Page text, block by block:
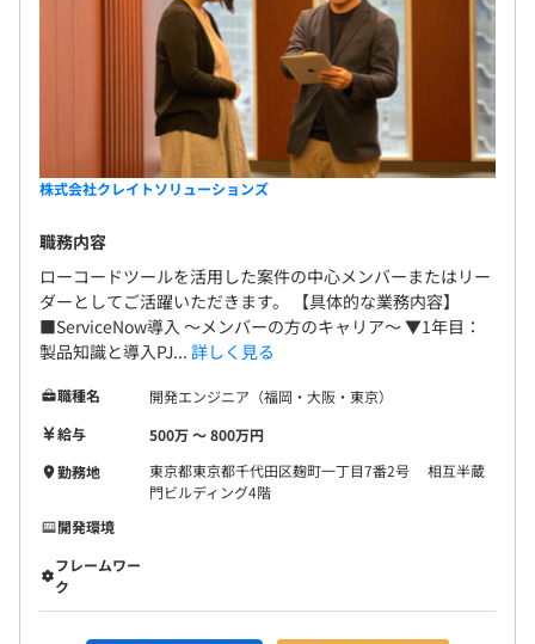
株式会社クレイトソリューションズ
職務内容
ローコードツールを活用した案件の中心メンバーまたはリー
ダーとしてご活躍いただきます。 【具体的な業務内容】
■ServiceNow導入 ～メンバーの方のキャリア～ ▼1年目：
製品知識と導入PJ... 詳しく見る
職種名
開発エンジニア（福岡・大阪・東京）
給与
500万 〜 800万円
勤務地
東京都東京都千代田区麹町一丁目7番2号 相互半蔵
門ビルディング4階
開発環境
フレームワー
ク